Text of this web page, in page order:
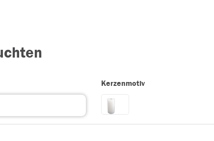
Kerzenmotiv